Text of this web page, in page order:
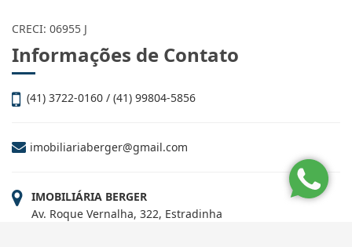
CRECI: 06955 J
Informações de Contato
(41) 3722-0160 / (41) 99804-5856
imobiliariaberger@gmail.com
IMOBILIÁRIA BERGER
Av. Roque Vernalha, 322, Estradinha